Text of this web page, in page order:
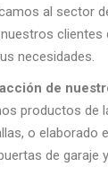
al sector
clientes
necesidades.
de
productos de
o elaborado
de garaje